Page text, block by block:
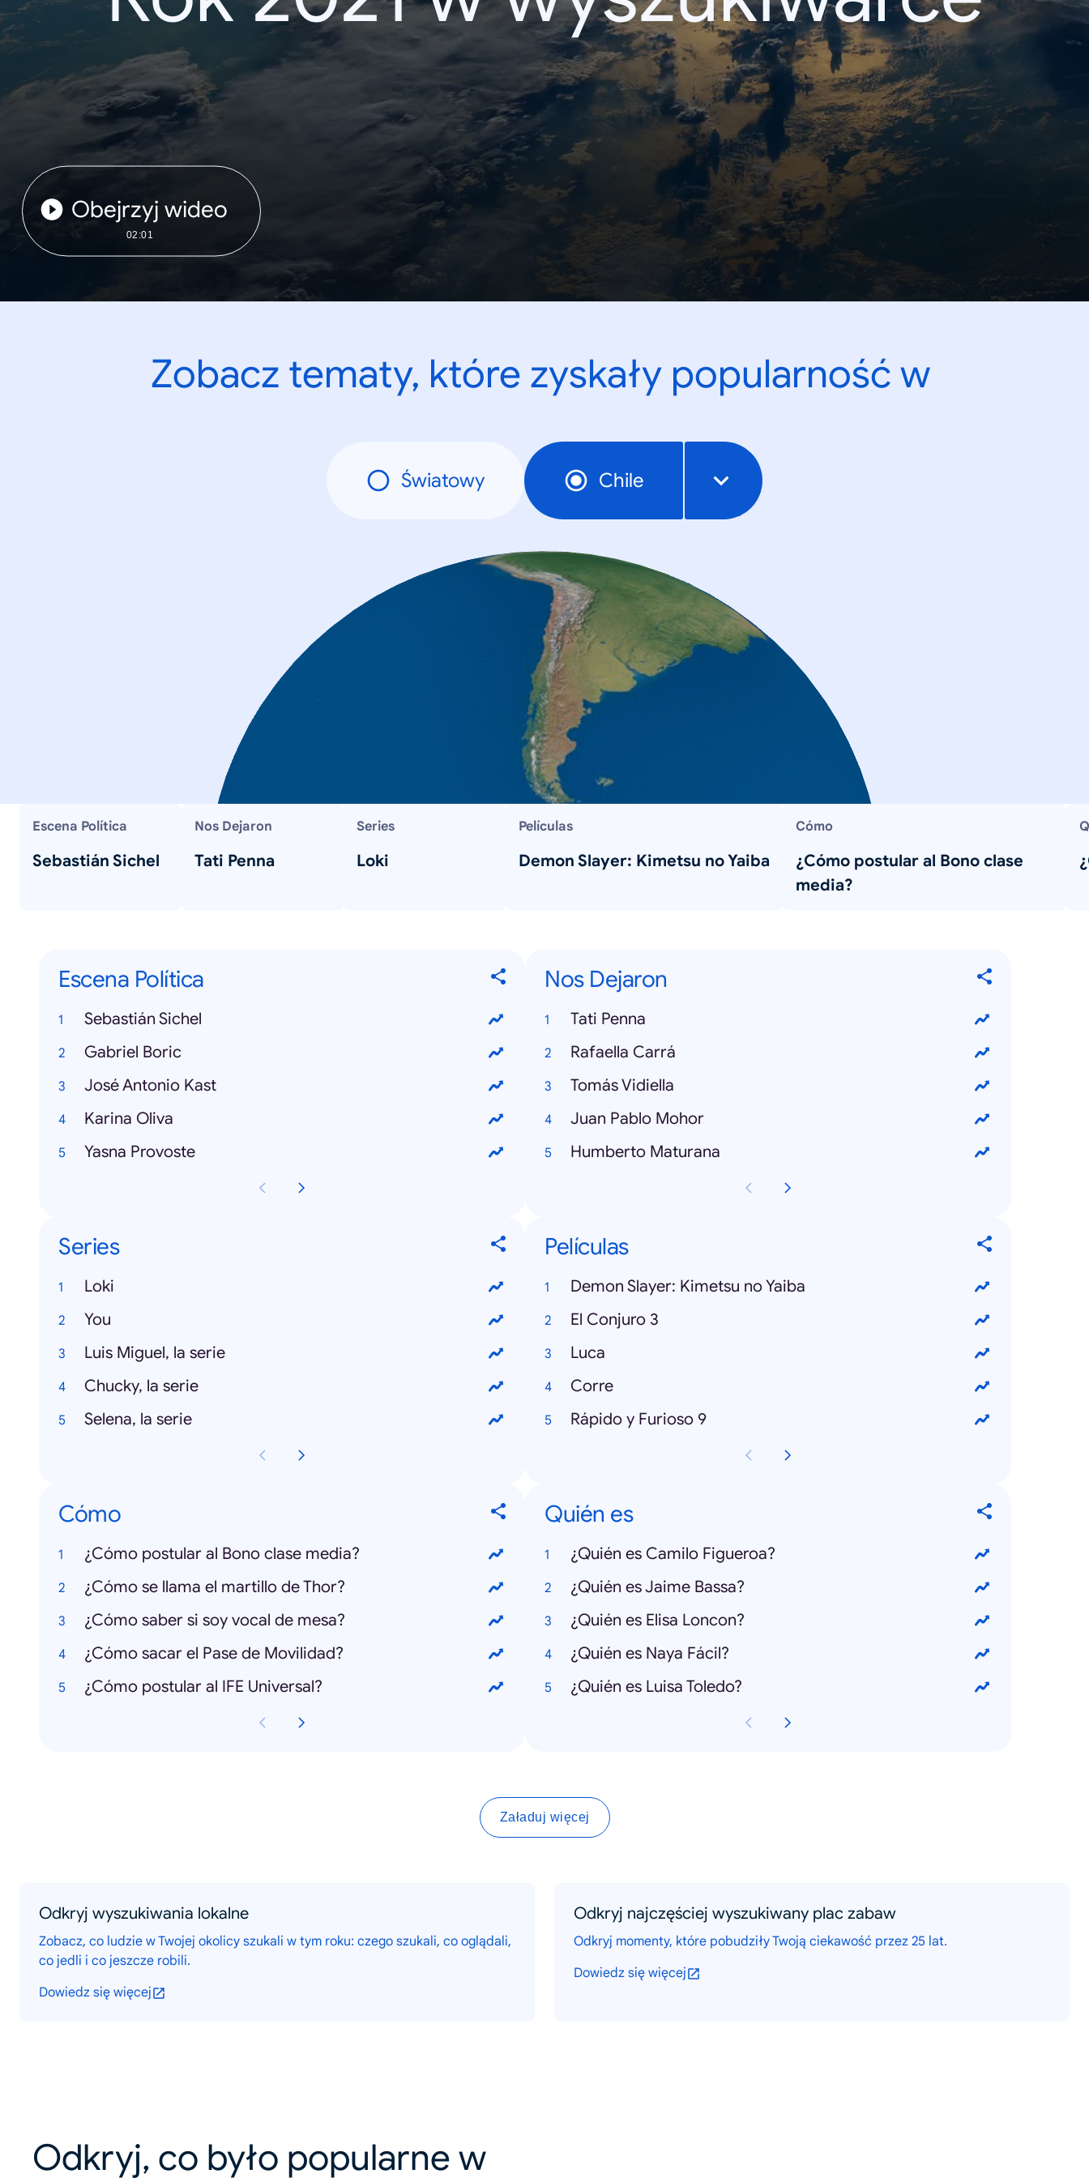
Obejrzyj wideo
02:01
Zobacz tematy, które zyskały popularność w
Światowy Chile
Escena Política
Sebastián Sichel
Nos Dejaron
Tati Penna
Series
Loki
Películas
Demon Slayer: Kimetsu no Yaiba
Cómo
¿Cómo postular al Bono clase
media?
Escena Política
Sebastián Sichel
Gabriel Boric
José Antonio Kast
Karina Oliva
Yasna Provoste
Nos Dejaron
Tati Penna
Rafaella Carrá
Tomás Vidiella
Juan Pablo Mohor
Humberto Maturana
Series
Loki
You
Luis Miguel, la serie
Chucky, la serie
Selena, la serie
Películas
Demon Slayer: Kimetsu no Yaiba
El Conjuro 3
Luca
Corre
Rápido y Furioso 9
Cómo
¿Cómo postular al Bono clase media?
¿Cómo se llama el martillo de Thor?
¿Cómo saber si soy vocal de mesa?
¿Cómo sacar el Pase de Movilidad?
¿Cómo postular al IFE Universal?
Quién es
¿Quién es Camilo Figueroa?
¿Quién es Jaime Bassa?
¿Quién es Elisa Loncon?
¿Quién es Naya Fácil?
¿Quién es Luisa Toledo?
Załaduj więcej
Odkryj wyszukiwania lokalne
Zobacz, co ludzie w Twojej okolicy szukali w tym roku: czego szukali, co oglądali,
co jedli i co jeszcze robili.
Dowiedz się więcej
Odkryj najczęściej wyszukiwany plac zabaw
Odkryj momenty, które pobudziły Twoją ciekawość przez 25 lat.
Dowiedz się więcej
Odkryj, co było popularne w